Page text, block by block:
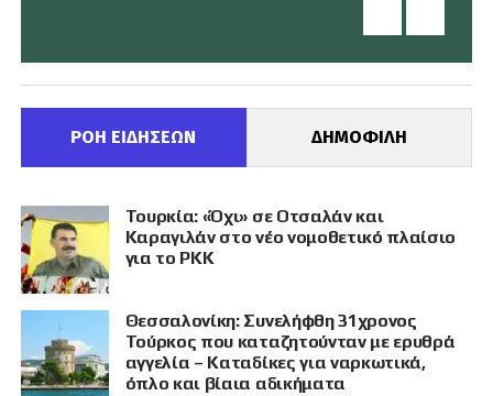
ΡΟΗ ΕΙΔΗΣΕΩΝ ΔΗΜΟΦΙΛΗ
Τουρκία: «Όχι» σε Οτσαλάν και
Καραγιλάν στο νέο νομοθετικό πλαίσιο
για το PKK
Θεσσαλονίκη: Συνελήφθη 31χρονος
Τούρκος που καταζητούνταν με ερυθρά
αγγελία – Καταδίκες για ναρκωτικά,
όπλο και βίαια αδικήματα